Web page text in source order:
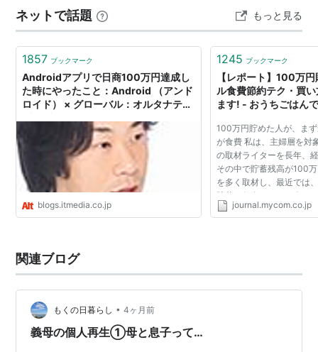
ゃんと編…
ネットで話題 もっと見る
1857 ブックマーク
Androidアプリで日商100万円達成し
た時にやったこと：Android （アンド
ロイド） × グローバル：オルタナティ
blogs.itmedia.co.jp
1245 ブックマーク
【レポート】100万
ル食費節約テク・買
ます! - おうちごはん
100万円貯めた人が、ま
が食費 私は、主婦層を対
の取材ライターを長年、
その中で貯蓄残高が100
を多く取材し、最近では
貯蓄を保有している人た
てきました。収入増が望
journal.mycom.co.jp
関連ブログ
もくの日暮らし • 4ヶ月前
義母の個人再生①母と息子って…